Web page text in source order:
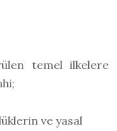
temel ilkelere
ve yasal